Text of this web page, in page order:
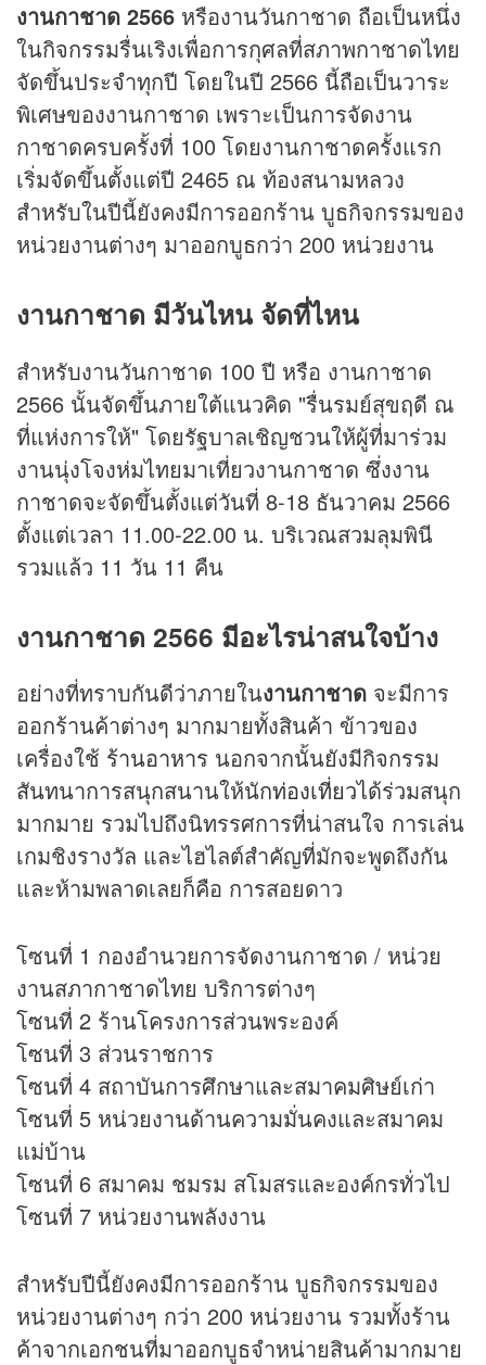
งานกาชาด 2566 หรืองานวันกาชาด ถือเป็นหนึ่ง
ในกิจกรรมรื่นเริงเพื่อการกุศลที่สภาพกาชาดไทย
จัดขึ้นประจำทุกปี โดยในปี 2566 นี้ถือเป็นวาระ
พิเศษของงานกาชาด เพราะเป็นการจัดงาน
กาชาดครบครั้งที่ 100 โดยงานกาชาดครั้งแรก
เริ่มจัดขึ้นตั้งแต่ปี 2465 ณ ท้องสนามหลวง
สำหรับในปีนี้ยังคงมีการออกร้าน บูธกิจกรรมของ
หน่วยงานต่างๆ มาออกบูธกว่า 200 หน่วยงาน
งานกาชาด มีวันไหน จัดที่ไหน
สำหรับงานวันกาชาด 100 ปี หรือ งานกาชาด
2566 นั้นจัดขึ้นภายใต้แนวคิด "รื่นรมย์สุขฤดี ณ
ที่แห่งการให้" โดยรัฐบาลเชิญชวนให้ผู้ที่มาร่วม
งานนุ่งโจงห่มไทยมาเที่ยวงานกาชาด ซึ่งงาน
กาชาดจะจัดขึ้นตั้งแต่วันที่ 8-18 ธันวาคม 2566
ตั้งแต่เวลา 11.00-22.00 น. บริเวณสวมลุมพินี
รวมแล้ว 11 วัน 11 คืน
งานกาชาด 2566 มีอะไรน่าสนใจบ้าง
อย่างที่ทราบกันดีว่าภายในงานกาชาด จะมีการ
ออกร้านค้าต่างๆ มากมายทั้งสินค้า ข้าวของ
เครื่องใช้ ร้านอาหาร นอกจากนั้นยังมีกิจกรรม
สันทนาการสนุกสนานให้นักท่องเที่ยวได้ร่วมสนุก
มากมาย รวมไปถึงนิทรรศการที่น่าสนใจ การเล่น
เกมชิงรางวัล และไฮไลต์สำคัญที่มักจะพูดถึงกัน
และห้ามพลาดเลยก็คือ การสอยดาว
โซนที่ 1 กองอำนวยการจัดงานกาชาด / หน่วย
งานสภากาชาดไทย บริการต่างๆ
โซนที่ 2 ร้านโครงการส่วนพระองค์
โซนที่ 3 ส่วนราชการ
โซนที่ 4 สถาบันการศึกษาและสมาคมศิษย์เก่า
โซนที่ 5 หน่วยงานด้านความมั่นคงและสมาคม
แม่บ้าน
โซนที่ 6 สมาคม ชมรม สโมสรและองค์กรทั่วไป
โซนที่ 7 หน่วยงานพลังงาน
สำหรับปีนี้ยังคงมีการออกร้าน บูธกิจกรรมของ
หน่วยงานต่างๆ กว่า 200 หน่วยงาน รวมทั้งร้าน
ค้าจากเอกชนที่มาออกบูธจำหน่ายสินค้ามากมาย